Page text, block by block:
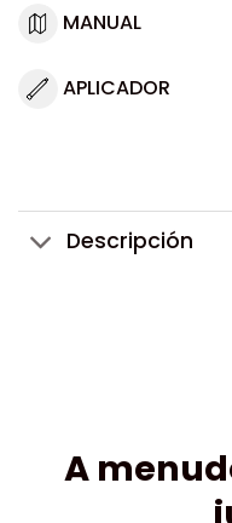
MANUAL
APLICADOR
Descripción
A